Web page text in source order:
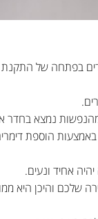
בפתחה של
נמצא בחדר
באמצעות הוספת
אחיד ונעים.
שלכם והיכן היא